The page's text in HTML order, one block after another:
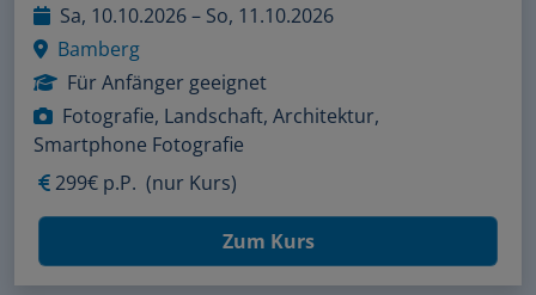
Sa, 10.10.2026 – So, 11.10.2026
Bamberg
Für Anfänger geeignet
Fotografie, Landschaft, Architektur,
Smartphone Fotografie
299€ p.P. (nur Kurs)
Zum Kurs